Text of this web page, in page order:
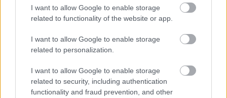
I want to allow Google to enable storage
related to functionality of the website or app.
I want to allow Google to enable storage
related to personalization.
I want to allow Google to enable storage
related to security, including authentication
functionality and fraud prevention, and other
Θεσσαλονίκη Δικαστήρια ΕΛΑΣ
Κακοποίηση ανηλίκου